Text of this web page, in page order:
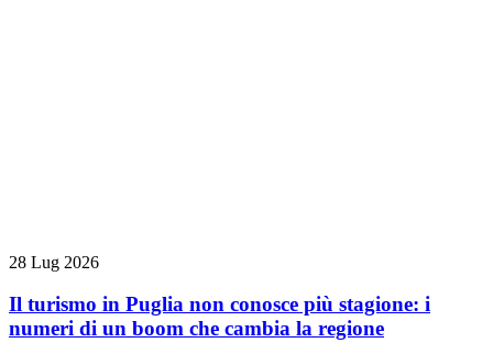
28 Lug 2026
Il turismo in Puglia non conosce più stagione: i
numeri di un boom che cambia la regione